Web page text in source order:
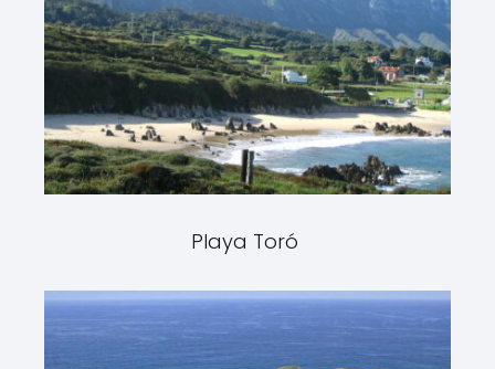
Playa Toró